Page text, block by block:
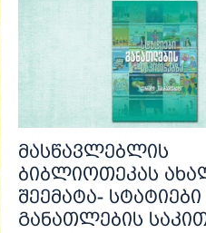
მასწავლებლის
ბიბლიოთეკას
შეემატა- სტატიები
განათლების